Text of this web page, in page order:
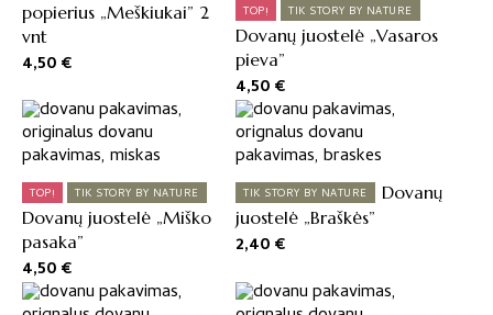
popierius „Meškiukai” 2
vnt
4,50€
TOP! TIK STORY BY NATURE
Dovanų juostelė „Vasaros
pieva”
4,50€
TOP! TIK STORY BY NATURE
Dovanų juostelė „Miško
pasaka”
4,50€
TIK STORY BY NATURE
Dovanų
juostelė „Braškės”
2,40€